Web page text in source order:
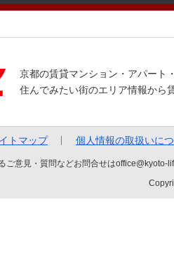
京都の賃貸マンション・アパート
住んでみたい街のエリア情報から
トマップ 個人情報の取扱いに
ご意見・質問などお問合せは